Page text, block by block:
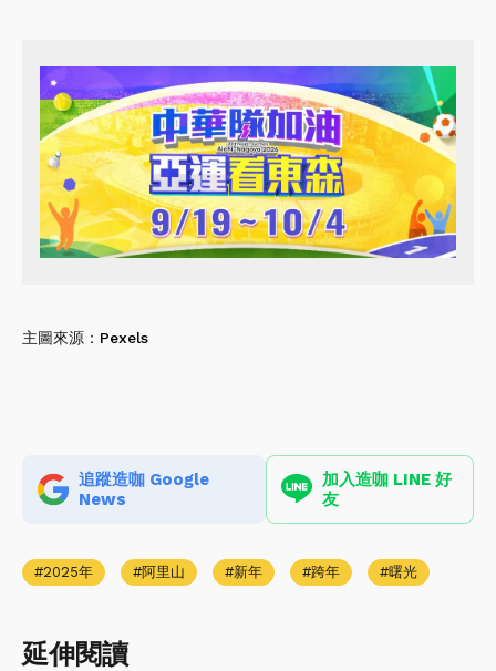
主圖來源： Pexels
追蹤造咖 Google
News
加入造咖 LINE 好
友
2025年 阿里山 新年 跨年 曙光
延伸閱讀